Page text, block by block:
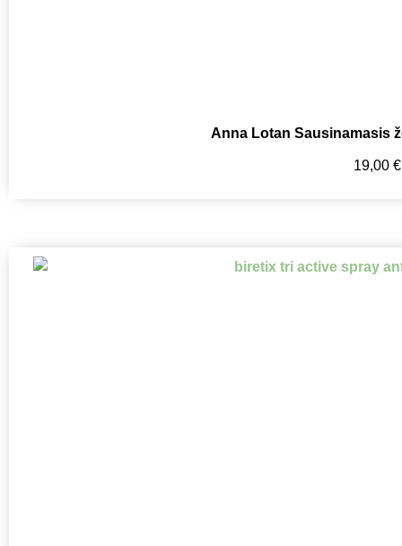
Anna Lotan Sausinamasis
19,00 €